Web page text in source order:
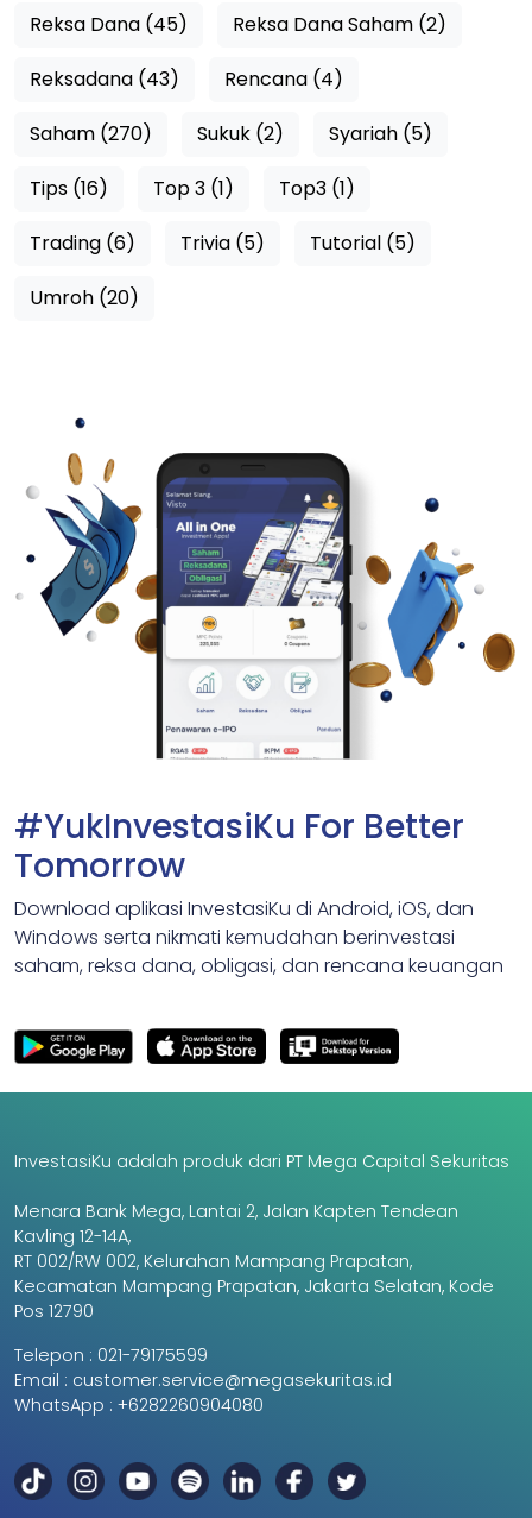
Reksa Dana (45)
Reksa Dana Saham (2)
Reksadana (43)
Rencana (4)
Saham (270)
Sukuk (2)
Syariah (5)
Tips (16)
Top 3 (1)
Top3 (1)
Trading (6)
Trivia (5)
Tutorial (5)
Umroh (20)
#YukInvestasiKu For Better
Tomorrow
Download aplikasi InvestasiKu di Android, iOS, dan
Windows serta nikmati kemudahan berinvestasi
saham, reksa dana, obligasi, dan rencana keuangan
InvestasiKu adalah produk dari PT Mega Capital Sekuritas
Menara Bank Mega, Lantai 2, Jalan Kapten Tendean
Kavling 12-14A,
RT 002/RW 002, Kelurahan Mampang Prapatan,
Kecamatan Mampang Prapatan, Jakarta Selatan, Kode
Pos 12790
Telepon : 021-79175599
Email : customer.service@megasekuritas.id
WhatsApp : +6282260904080